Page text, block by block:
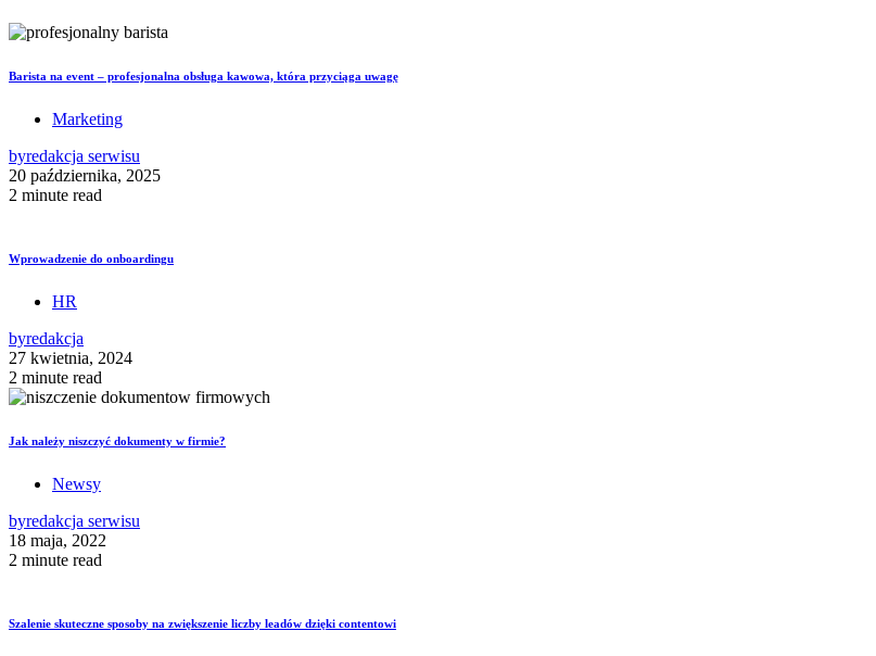
Barista na event – profesjonalna obsługa kawowa, która przyciąga uwagę
Marketing
byredakcja serwisu
20 października, 2025
2 minute read
Wprowadzenie do onboardingu
HR
byredakcja
27 kwietnia, 2024
2 minute read
Jak należy niszczyć dokumenty w firmie?
Newsy
byredakcja serwisu
18 maja, 2022
2 minute read
Szalenie skuteczne sposoby na zwiększenie liczby leadów dzięki contentowi